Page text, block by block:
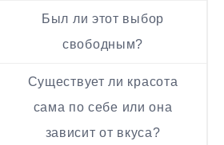
Был ли этот выбор
свободным?
Существует ли красота
сама по себе или она
зависит от вкуса?